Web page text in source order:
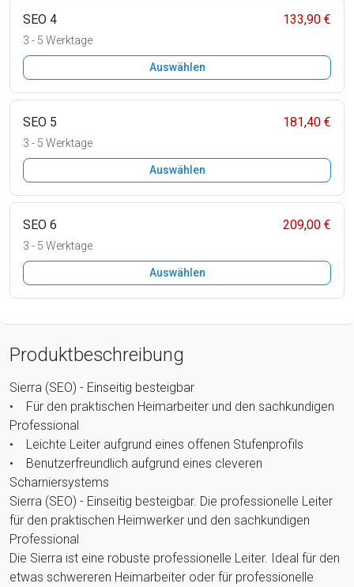
SEO 4 133,90 €
3 - 5 Werktage
Auswählen
SEO 5 181,40 €
3 - 5 Werktage
Auswählen
SEO 6 209,00 €
3 - 5 Werktage
Auswählen
Produktbeschreibung
Sierra (SEO) - Einseitig besteigbar
• Für den praktischen Heimarbeiter und den sachkundigen
Professional
• Leichte Leiter aufgrund eines offenen Stufenprofils
• Benutzerfreundlich aufgrund eines cleveren
Scharniersystems
Sierra (SEO) - Einseitig besteigbar. Die professionelle Leiter
für den praktischen Heimwerker und den sachkundigen
Professional
Die Sierra ist eine robuste professionelle Leiter. Ideal für den
etwas schwereren Heimarbeiter oder für professionelle